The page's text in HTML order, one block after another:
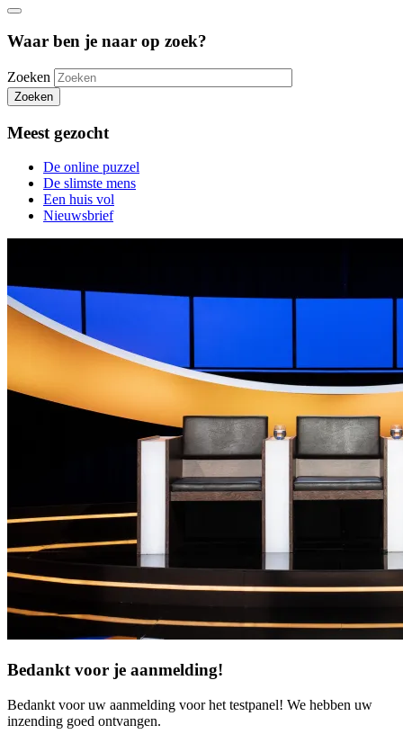
Waar ben je naar op zoek?
Zoeken
Zoeken
Meest gezocht
De online puzzel
De slimste mens
Een huis vol
Nieuwsbrief
Bedankt voor je aanmelding!
Bedankt voor uw aanmelding voor het testpanel! We hebben uw
inzending goed ontvangen.